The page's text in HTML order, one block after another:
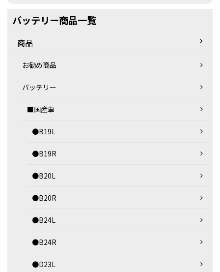
バッテリー商品一覧
商品
お勧め商品
バッテリー
■国産車
●B19L
●B19R
●B20L
●B20R
●B24L
●B24R
●D23L